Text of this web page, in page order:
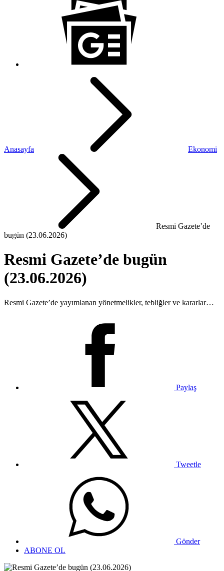
Anasayfa Ekonomi
Resmi Gazete’de
bugün (23.06.2026)
Resmi Gazete’de bugün
(23.06.2026)
Resmi Gazete’de yayımlanan yönetmelikler, tebliğler ve kararlar…
Paylaş
Tweetle
Gönder
ABONE OL